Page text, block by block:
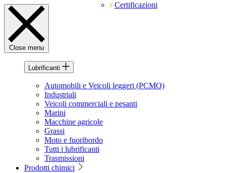
Certificazioni
Close menu
Lubrificanti
Automobili e Veicoli leggeri (PCMO)
Industriali
Veicoli commerciali e pesanti
Marini
Macchine agricole
Grassi
Moto e fuoribordo
Tutti i lubrificanti
Trasmissioni
Prodotti chimici